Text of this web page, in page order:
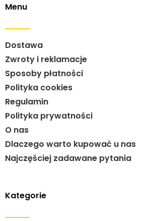
Menu
Dostawa
Zwroty i reklamacje
Sposoby płatności
Polityka cookies
Regulamin
Polityka prywatności
O nas
Dlaczego warto kupować u nas
Najczęściej zadawane pytania
Kategorie